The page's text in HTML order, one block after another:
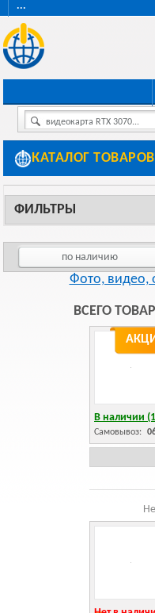
···
видеокарта RTX 3070...
КАТАЛОГ ТОВАРОВ
ФИЛЬТРЫ
по наличию
Фото, видео,
ВСЕГО
В наличии
Самовывоз: